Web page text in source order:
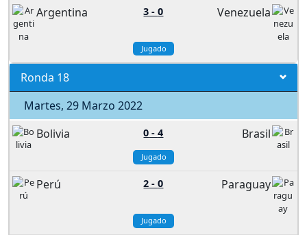
Argentina
3 -0 Venezuela
Jugado
Ronda 18
Martes, 29 Marzo 2022
Bolivia
0 -4 Brasil
Jugado
Perú 2 -0 Paraguay
Jugado